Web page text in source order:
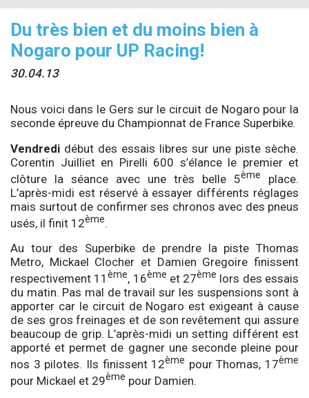
Du très bien et du moins bien à
Nogaro pour UP Racing!
30.04.13
Nous voici dans le Gers sur le circuit de Nogaro pour la
seconde épreuve du Championnat de France Superbike.
Vendredi début des essais libres sur une piste sèche.
Corentin Juilliet en Pirelli 600 s’élance le premier et
clôture la séance avec une très belle 5ème
place.
L’après-midi est réservé à essayer différents réglages
mais surtout de confirmer ses chronos avec des pneus
usés, il finit 12ème.
Au tour des Superbike de prendre la piste Thomas
Metro, Mickael Clocher et Damien Gregoire finissent
respectivement 11ème, 16ème et 27ème lors des essais
du matin. Pas mal de travail sur les suspensions sont à
apporter car le circuit de Nogaro est exigeant à cause
de ses gros freinages et de son revêtement qui assure
beaucoup de grip. L’après-midi un setting différent est
apporté et permet de gagner une seconde pleine pour
nos 3 pilotes. Ils finissent 12ème pour Thomas, 17ème
pour Mickael et 29ème pour Damien.